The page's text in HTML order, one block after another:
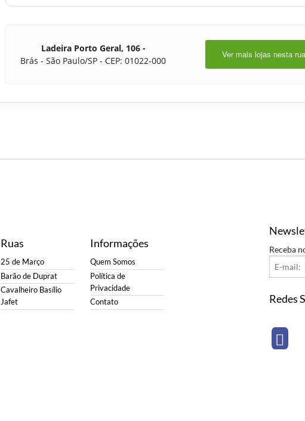
Ladeira Porto Geral, 106 -
Brás - São Paulo/SP - CEP: 01022-000
Ver mais lojas nesta rua
Ruas
25 de Março
Barão de Duprat
Cavalheiro Basílio
Jafet
Informações
Quem Somos
Política de
Privacidade
Contato
Receba
Redes